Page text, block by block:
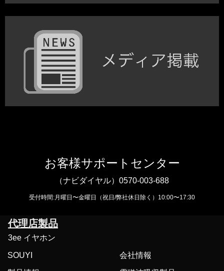
お客様サポートセンター
（ナビダイヤル） 0570-003-688
受付時間:月曜日〜金曜日（祝日/弊社休日除く）10:00〜17:30
代理店製品
3ee イヤホン
SOUYI 会社情報